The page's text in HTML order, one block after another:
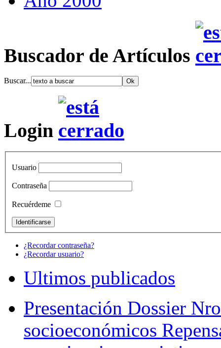
Buscador de Artículos
Buscar...
Login
Usuario
Contraseña
Recuérdeme
¿Recordar contraseña?
¿Recordar usuario?
Ultimos publicados
Presentación Dossier
socioeconómicos